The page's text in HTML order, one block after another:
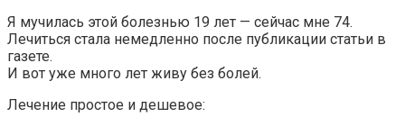
Я мучилась этой болезнью 19 лет — сейчас мне 74.
Лечиться стала немедленно после публикации статьи в
газете.
И вот уже много лет живу без болей.
Лечение простое и дешевое: